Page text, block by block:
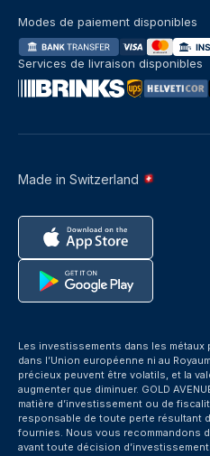
Made in Switzerland
Modes de paiement disponibles
Services de livraison disponibles
Les investissements dans les
dans l’Union européenne ni au
précieux peuvent être volatils, et la
augmenter que diminuer. GOLD
matière d’investissement ou de
responsable de toute perte résultant
fournies. Nous vous recommandons
avant toute décision d’investissement.